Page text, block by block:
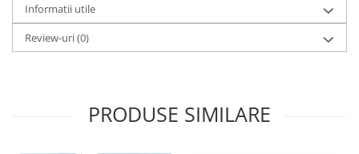
Informatii utile
Review-uri(0)
PRODUSE SIMILARE